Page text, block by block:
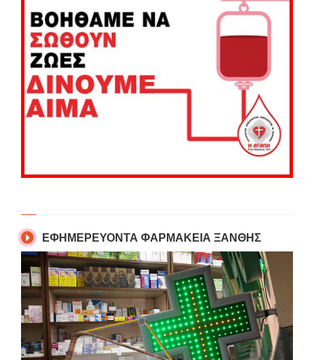
ΕΦΗΜΕΡΕΥΟΝΤΑ ΦΑΡΜΑΚΕΙΑ ΞΑΝΘΗΣ